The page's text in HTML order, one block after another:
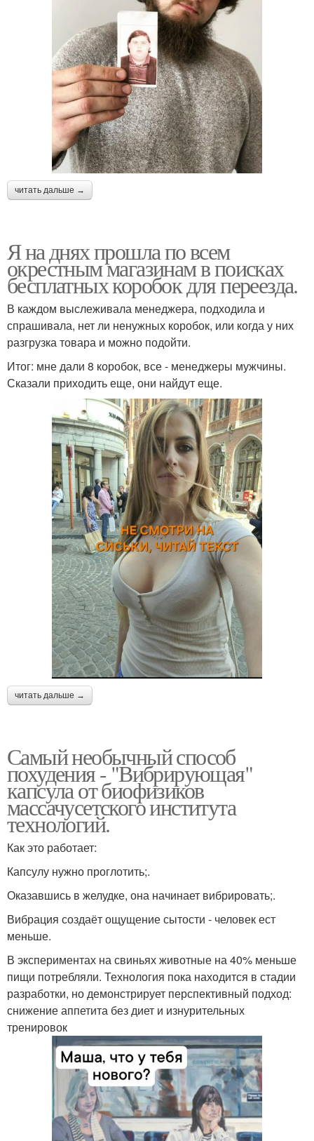
читать дальше →
Я на днях прошла по всем
окрестным магазинам в поисках
бесплатных коробок для переезда.
В каждом выслеживала менеджера, подходила и
спрашивала, нет ли ненужных коробок, или когда у них
разгрузка товара и можно подойти.
Итог: мне дали 8 коробок, все - менеджеры мужчины.
Сказали приходить еще, они найдут еще.
читать дальше →
Самый необычный способ
похудения - "Вибрирующая"
капсула от биофизиков
массачусетского института
технологий.
Как это работает:
Капсулу нужно проглотить;.
Оказавшись в желудке, она начинает вибрировать;.
Вибрация создаёт ощущение сытости - человек ест
меньше.
В экспериментах на свиньях животные на 40% меньше
пищи потребляли. Технология пока находится в стадии
разработки, но демонстрирует перспективный подход:
снижение аппетита без диет и изнурительных
тренировок